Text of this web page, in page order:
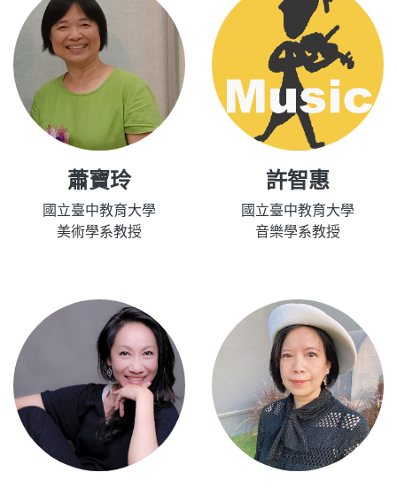
蕭寶玲
國立臺中教育大學
美術學系教授
許智惠
國立臺中教育大學
音樂學系教授